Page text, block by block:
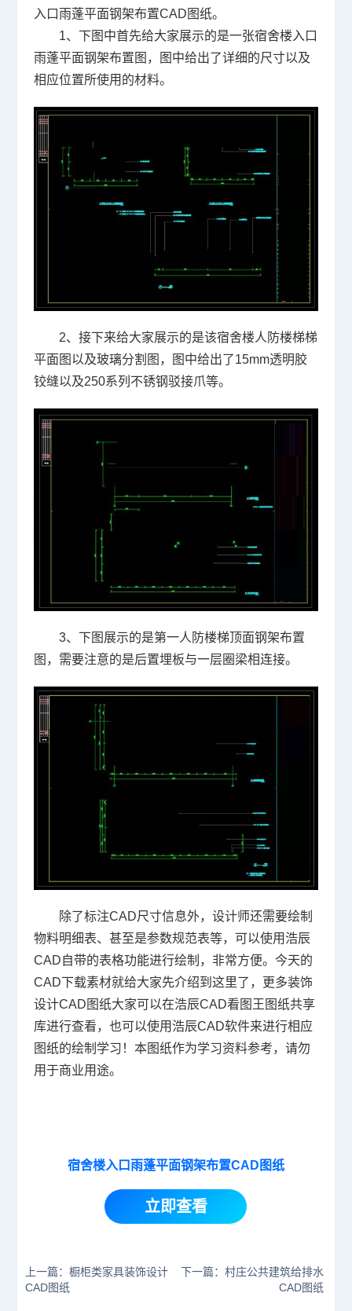
入口雨蓬平面钢架布置CAD图纸。
1、下图中首先给大家展示的是一张宿舍楼入口
雨蓬平面钢架布置图，图中给出了详细的尺寸以及
相应位置所使用的材料。
2、接下来给大家展示的是该宿舍楼人防楼梯梯
平面图以及玻璃分割图，图中给出了15mm透明胶
铰缝以及250系列不锈钢驳接爪等。
3、下图展示的是第一人防楼梯顶面钢架布置
图，需要注意的是后置埋板与一层圈梁相连接。
除了标注CAD尺寸信息外，设计师还需要绘制
物料明细表、甚至是参数规范表等，可以使用浩辰
CAD自带的表格功能进行绘制，非常方便。今天的
CAD下载素材就给大家先介绍到这里了，更多装饰
设计CAD图纸大家可以在浩辰CAD看图王图纸共享
库进行查看，也可以使用浩辰CAD软件来进行相应
图纸的绘制学习！ 本图纸作为学习资料参考，请勿
用于商业用途。
宿舍楼入口雨蓬平面钢架布置CAD图纸
立即查看
上一篇：橱柜类家具装饰设计
CAD图纸
下一篇：村庄公共建筑给排水
CAD图纸